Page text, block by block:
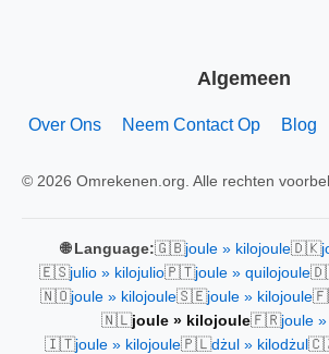
Algemeen
Over Ons Neem Contact Op Blog
© 2026 Omrekenen.org. Alle rechten
🌐 Language:🇬🇧joule » kilojoule🇩🇰
🇪🇸julio » kilojulio🇵🇹joule » quilojoule
🇳🇴joule » kilojoule🇸🇪joule » kilojoule
🇳🇱joule » kilojoule🇫🇷joule
🇮🇹joule » kilojoule🇵🇱dżul » kilodżul